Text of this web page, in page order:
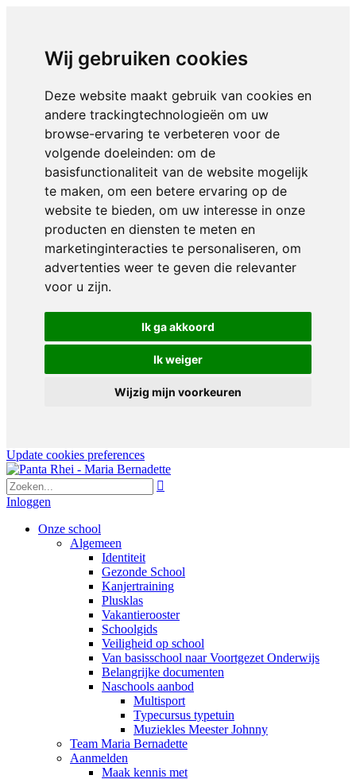
Wij gebruiken cookies
Deze website maakt gebruik van cookies en
andere trackingtechnologieën om uw
browse-ervaring te verbeteren voor de
volgende doeleinden: om de
basisfunctionaliteit van de website mogelijk
te maken, om een betere ervaring op de
website te bieden, om uw interesse in onze
producten en diensten te meten en
marketinginteracties te personaliseren, om
advertenties weer te geven die relevanter
voor u zijn.
Ik ga akkoord
Ik weiger
Wijzig mijn voorkeuren
Update cookies preferences

Inloggen
Onze school
Algemeen
Identiteit
Gezonde School
Kanjertraining
Plusklas
Vakantierooster
Schoolgids
Veiligheid op school
Van basisschool naar Voortgezet Onderwijs
Belangrijke documenten
Naschools aanbod
Multisport
Typecursus typetuin
Muziekles Meester Johnny
Team Maria Bernadette
Aanmelden
Maak kennis met